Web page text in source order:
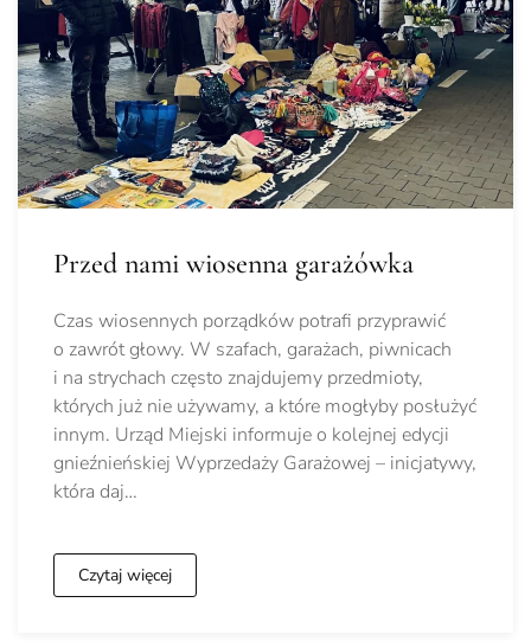
Przed nami wiosenna garażówka
Czas wiosennych porządków potrafi przyprawić
o zawrót głowy. W szafach, garażach, piwnicach
i na strychach często znajdujemy przedmioty,
których już nie używamy, a które mogłyby posłużyć
innym. Urząd Miejski informuje o kolejnej edycji
gnieźnieńskiej Wyprzedaży Garażowej – inicjatywy,
która daj…
Czytaj więcej